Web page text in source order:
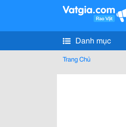
Danh mục
Trang Chủ